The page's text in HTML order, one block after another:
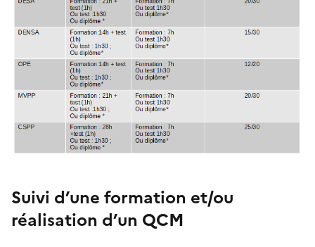
Suivi d’une formation et/ou
réalisation d’un QCM